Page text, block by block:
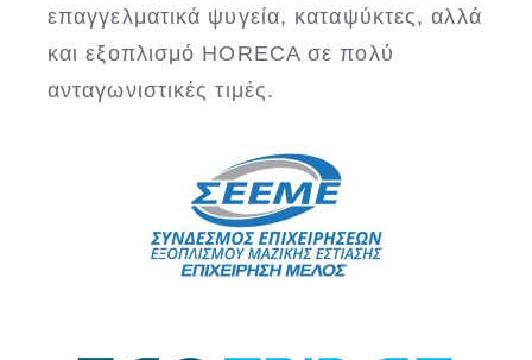
επαγγελματικά ψυγεία, καταψύκτες, αλλά
και εξοπλισμό HORECA σε πολύ
ανταγωνιστικές τιμές.